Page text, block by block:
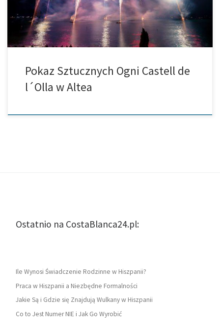
Pokaz Sztucznych Ogni Castell de
l´Olla w Altea
Ostatnio na CostaBlanca24.pl:
Ile Wynosi Świadczenie Rodzinne w Hiszpanii?
Praca w Hiszpanii a Niezbędne Formalności
Jakie Są i Gdzie się Znajdują Wulkany w Hiszpanii
Co to Jest Numer NIE i Jak Go Wyrobić